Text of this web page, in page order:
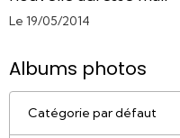
Le 19/05/2014
Albums photos
Catégorie par défaut